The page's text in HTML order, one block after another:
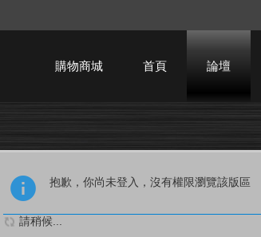
購物商城 首頁 論壇
抱歉，你尚未登入，沒有權限瀏覽該版區
請稍候...